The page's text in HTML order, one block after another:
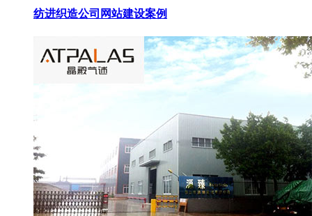
纺进织造公司网站建设案例